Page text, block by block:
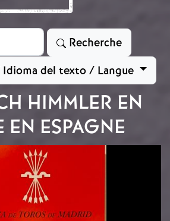
Recherche
Idioma del texto / Langue
HIMMLER EN
EN ESPAGNE